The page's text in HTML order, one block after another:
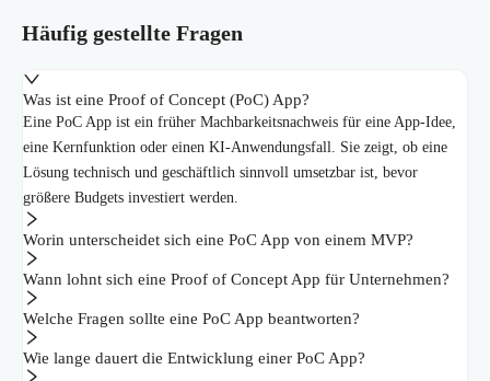
Häufig gestellte Fragen
Was ist eine Proof of Concept (PoC) App?
Eine PoC App ist ein früher Machbarkeitsnachweis für eine App-Idee,
eine Kernfunktion oder einen KI-Anwendungsfall. Sie zeigt, ob eine
Lösung technisch und geschäftlich sinnvoll umsetzbar ist, bevor
größere Budgets investiert werden.
Worin unterscheidet sich eine PoC App von einem MVP?
Wann lohnt sich eine Proof of Concept App für Unternehmen?
Welche Fragen sollte eine PoC App beantworten?
Wie lange dauert die Entwicklung einer PoC App?